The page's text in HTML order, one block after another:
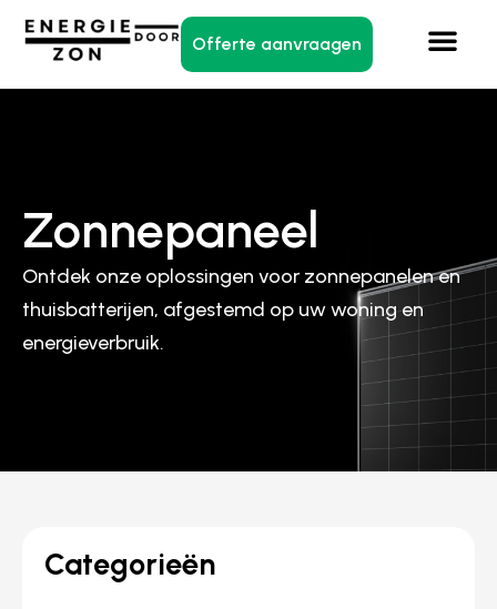
Offerte aanvraagen
Zonnepaneel
Ontdek onze oplossingen voor zonnepanelen en
thuisbatterijen, afgestemd op uw woning en
energieverbruik.
Categorieën